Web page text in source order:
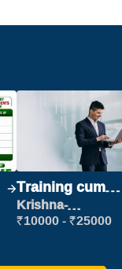
Training cum
Placement
Krishna-
vijayawada
₹10000 - ₹25000